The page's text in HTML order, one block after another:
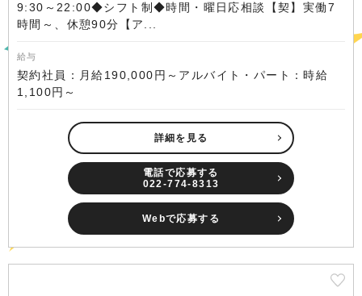
9:30～22:00◆シフト制◆時間・曜日応相談【契】実働7
時間～、休憩90分【ア...
給与
契約社員：月給190,000円～アルバイト・パート：時給
1,100円～
詳細を見る
電話で応募する
022-774-8313
Webで応募する